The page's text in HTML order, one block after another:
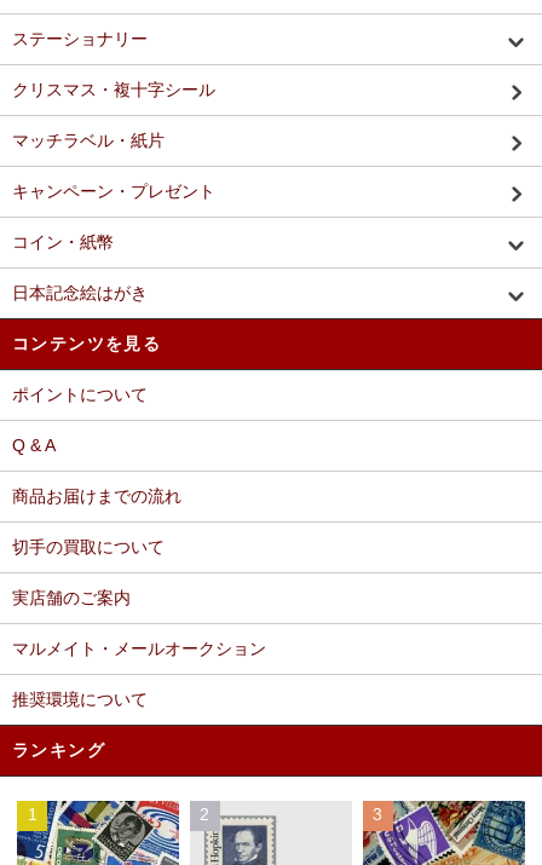
ステーショナリー
クリスマス・複十字シール
マッチラベル・紙片
キャンペーン・プレゼント
コイン・紙幣
日本記念絵はがき
コンテンツを見る
ポイントについて
Q & A
商品お届けまでの流れ
切手の買取について
実店舗のご案内
マルメイト・メールオークション
推奨環境について
ランキング
1 2 3